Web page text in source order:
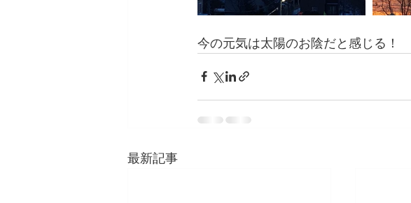
今の元気は太陽のお陰だと感じる！
最新記事